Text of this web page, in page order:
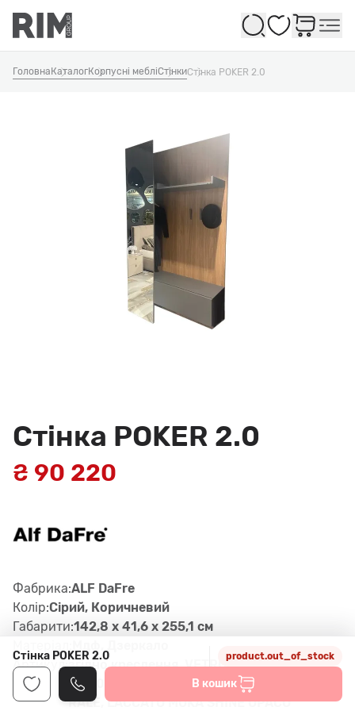
Обране
Головна КаталогКорпусні мебліСтінкиСтінка POKER 2.0
Стінка POKER 2.0
₴ 90 220
Фабрика:ALF DaFre
Колір:Сірий, Коричневий
Габарити:142,8 x 41,6 x 255,1 см
Артикул:згiдно креслення, VETRO SPECCH
IO (704), NOBILITATO NOCE NATU
RALE, LACCATO MOKA SHINE OPACO
Стінка POKER 2.0 product.out_of_stock
В кошик